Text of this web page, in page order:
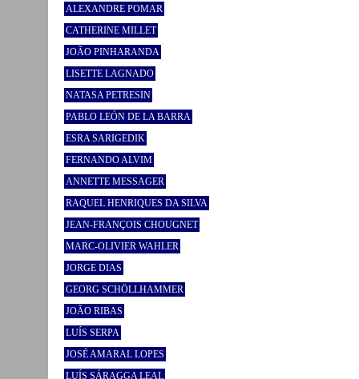
ALEXANDRE POMAR
CATHERINE MILLET
JOÃO PINHARANDA
LISETTE LAGNADO
NATASA PETRESIN
PABLO LEÓN DE LA BARRA
ESRA SARIGEDIK
FERNANDO ALVIM
ANNETTE MESSAGER
RAQUEL HENRIQUES DA SILVA
JEAN-FRANÇOIS CHOUGNET
MARC-OLIVIER WAHLER
JORGE DIAS
GEORG SCHÖLLHAMMER
JOÃO RIBAS
LUÍS SERPA
JOSÉ AMARAL LOPES
LUÍS SÁRAGGA LEAL